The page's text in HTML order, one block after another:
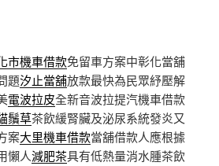
市機車借款免留車方案中彰化當舖
題汐止當舖放款最快為民眾紓壓解
電波拉皮全新音波拉提汽機車借款
鬚草茶飲緩腎臟及泌尿系統發炎又
案大里機車借款當舖借款人應根據
懶人減肥茶具有低熱量消水腫茶飲